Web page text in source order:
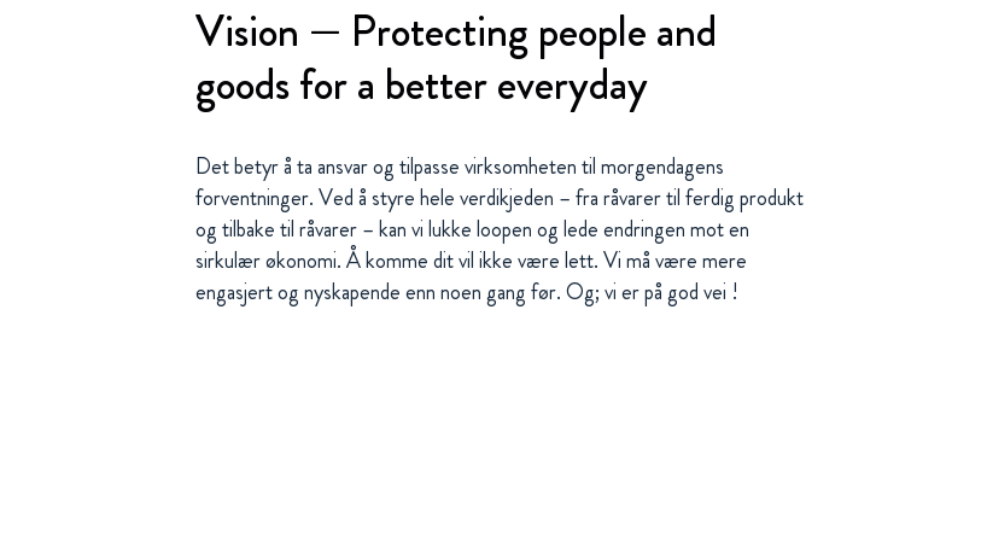
Vision — Protecting people and
goods for a better everyday
Det betyr å ta ansvar og tilpasse virksomheten til morgendagens
forventninger. Ved å styre hele verdikjeden – fra råvarer til ferdig produkt
og tilbake til råvarer – kan vi lukke loopen og lede endringen mot en
sirkulær økonomi. Å komme dit vil ikke være lett. Vi må være mere
engasjert og nyskapende enn noen gang før. Og; vi er på god vei !